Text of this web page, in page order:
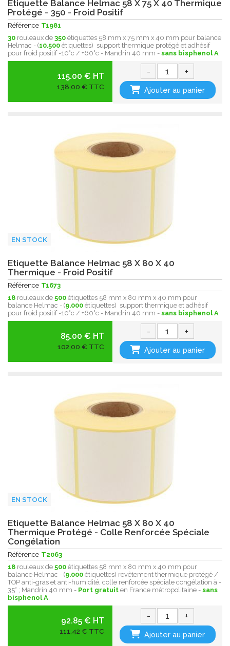
Etiquette Balance Helmac 58 X 75 X 40 Thermique
Protégé - 350 - Froid Positif
Référence T1981
30 rouleaux de 350 étiquettes 58 mm x 75 mm x 40 mm pour balance
Helmac - (10.500 étiquettes) support thermique protégé et adhésif
pour froid positif -10°c / +60°c - Mandrin 40 mm - sans bisphenol A
115.00 € HT
138,00 € TTC
- +
Ajouter au panier
EN STOCK
Etiquette Balance Helmac 58 X 80 X 40
Thermique - Froid Positif
Référence T1673
18 rouleaux de 500 étiquettes 58 mm x 80 mm x 40 mm pour
balance Helmac - (9.000 étiquettes) support thermique et adhésif
pour froid positif -10°c / +60°c - Mandrin 40 mm - sans bisphenol A
85.00 € HT
102,00 € TTC
- +
Ajouter au panier
EN STOCK
Etiquette Balance Helmac 58 X 80 X 40
Thermique Protégé - Colle Renforcée Spéciale
Congélation
Référence T2063
18 rouleaux de 500 étiquettes 58 mm x 80 mm x 40 mm pour
balance Helmac - (9.000 étiquettes) revêtement thermique protégé /
TOP anti-gras et anti-humidité, colle renforcée spéciale congélation à -
35° ; Mandrin 40 mm - Port gratuit en France métropolitaine - sans
bisphenol A.
92.85 € HT
111,42 € TTC
- +
Ajouter au panier